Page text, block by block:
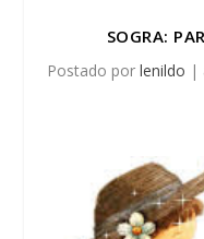
SOGRA:
Postado por lenildo |